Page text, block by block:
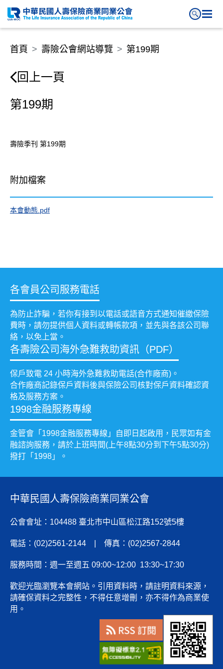
第199期
首頁 壽險公會網站導覽 第199期
回上一頁
第199期
壽險季刊 第199期
附加檔案
本會動態.pdf
各會員公司服務電話
為防止詐騙，若你有接到以電話或語音方式通知催繳保險
費時，請勿提供個人資料或轉帳款項，並先與各該公司聯
絡，以免上當。
各壽險公司海外急難救助資訊（PDF）
保戶致電 24 小時海外急難救助電話(合作廠商)。
合作廠商記錄保戶資料後與保險公司核對保戶資料確認資
格及服務方案。
1998金融服務專線
金管會「1998金融服務專線」自即日起啟用，民眾如有金
融諮詢服務，請於上班時間(上午8點30分到下午5點30分)
撥打「1998」。
中華民國人壽保險商業同業公會
公會會址：104488 臺北市中山區松江路152號5樓
電話：(02)2561-2144 | 傳真：(02)2567-2844
服務時間：週一至週五 09:00~12:00 13:30~17:30
歡迎光臨瀏覽本會網站。引用資料時，請註明資料來源，
請確保資料之完整性，不得任意增刪，亦不得作為商業使
用。